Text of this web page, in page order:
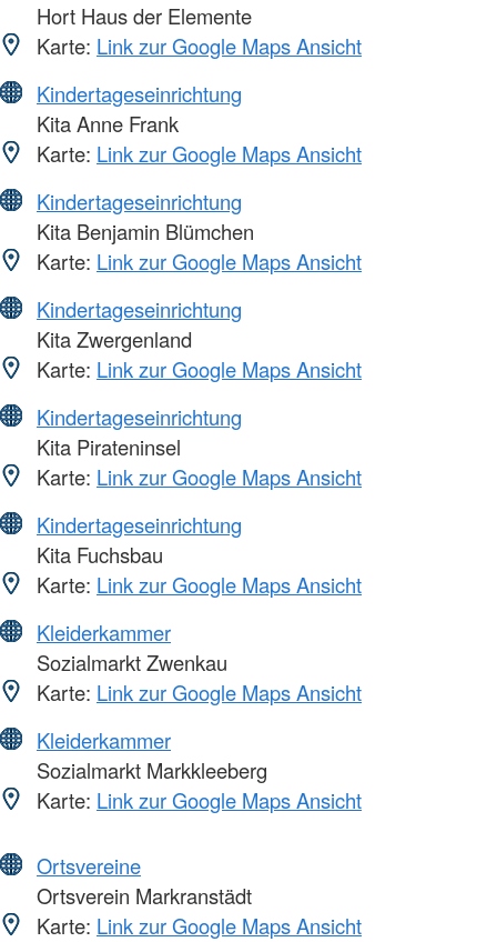
Hort Haus der Elemente
Karte: Link zur Google Maps Ansicht
Kindertageseinrichtung
Kita Anne Frank
Karte: Link zur Google Maps Ansicht
Kindertageseinrichtung
Kita Benjamin Blümchen
Karte: Link zur Google Maps Ansicht
Kindertageseinrichtung
Kita Zwergenland
Karte: Link zur Google Maps Ansicht
Kindertageseinrichtung
Kita Pirateninsel
Karte: Link zur Google Maps Ansicht
Kindertageseinrichtung
Kita Fuchsbau
Karte: Link zur Google Maps Ansicht
Kleiderkammer
Sozialmarkt Zwenkau
Karte: Link zur Google Maps Ansicht
Kleiderkammer
Sozialmarkt Markkleeberg
Karte: Link zur Google Maps Ansicht
Ortsvereine
Ortsverein Markranstädt
Karte: Link zur Google Maps Ansicht